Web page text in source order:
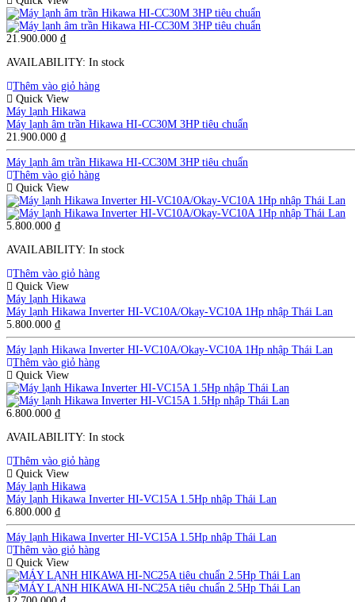
21.900.000 ₫
AVAILABILITY: In stock
Thêm vào giỏ hàng
Quick View
Máy lạnh Hikawa
Máy lạnh âm trần Hikawa HI-CC30M 3HP tiêu chuẩn
21.900.000 ₫
Máy lạnh âm trần Hikawa HI-CC30M 3HP tiêu chuẩn
Thêm vào giỏ hàng
Quick View
5.800.000 ₫
AVAILABILITY: In stock
Thêm vào giỏ hàng
Quick View
Máy lạnh Hikawa
Máy lạnh Hikawa Inverter HI-VC10A/Okay-VC10A 1Hp nhập Thái Lan
5.800.000 ₫
Máy lạnh Hikawa Inverter HI-VC10A/Okay-VC10A 1Hp nhập Thái Lan
Thêm vào giỏ hàng
Quick View
6.800.000 ₫
AVAILABILITY: In stock
Thêm vào giỏ hàng
Quick View
Máy lạnh Hikawa
Máy lạnh Hikawa Inverter HI-VC15A 1.5Hp nhập Thái Lan
6.800.000 ₫
Máy lạnh Hikawa Inverter HI-VC15A 1.5Hp nhập Thái Lan
Thêm vào giỏ hàng
Quick View